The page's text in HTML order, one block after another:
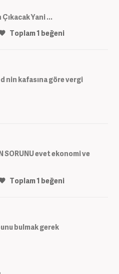
Yani ...
Toplam1 beğeni
nin kafasına göre vergi
SORUNU evet ekonomi ve
Toplam1 beğeni
bulmak gerek